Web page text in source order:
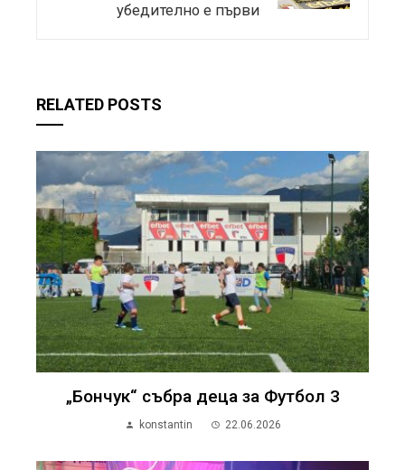
убедително е първи
RELATED POSTS
„Бончук“ събра деца за Футбол 3
konstantin 22.06.2026